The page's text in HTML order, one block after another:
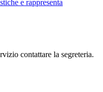
e rappresenta
contattare la segreteria.